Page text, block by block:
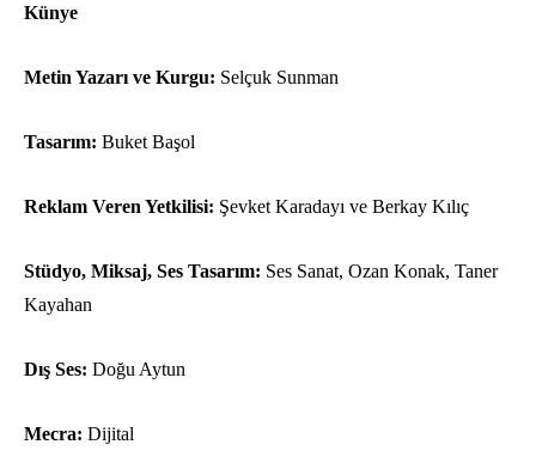
Künye
Metin Yazarı ve Kurgu: Selçuk Sunman
Tasarım: Buket Başol
Reklam Veren Yetkilisi: Şevket Karadayı ve Berkay Kılıç
Stüdyo, Miksaj, Ses Tasarım: Ses Sanat, Ozan Konak, Taner
Kayahan
Dış Ses: Doğu Aytun
Mecra: Dijital